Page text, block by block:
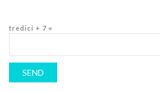
tredici + 7 =